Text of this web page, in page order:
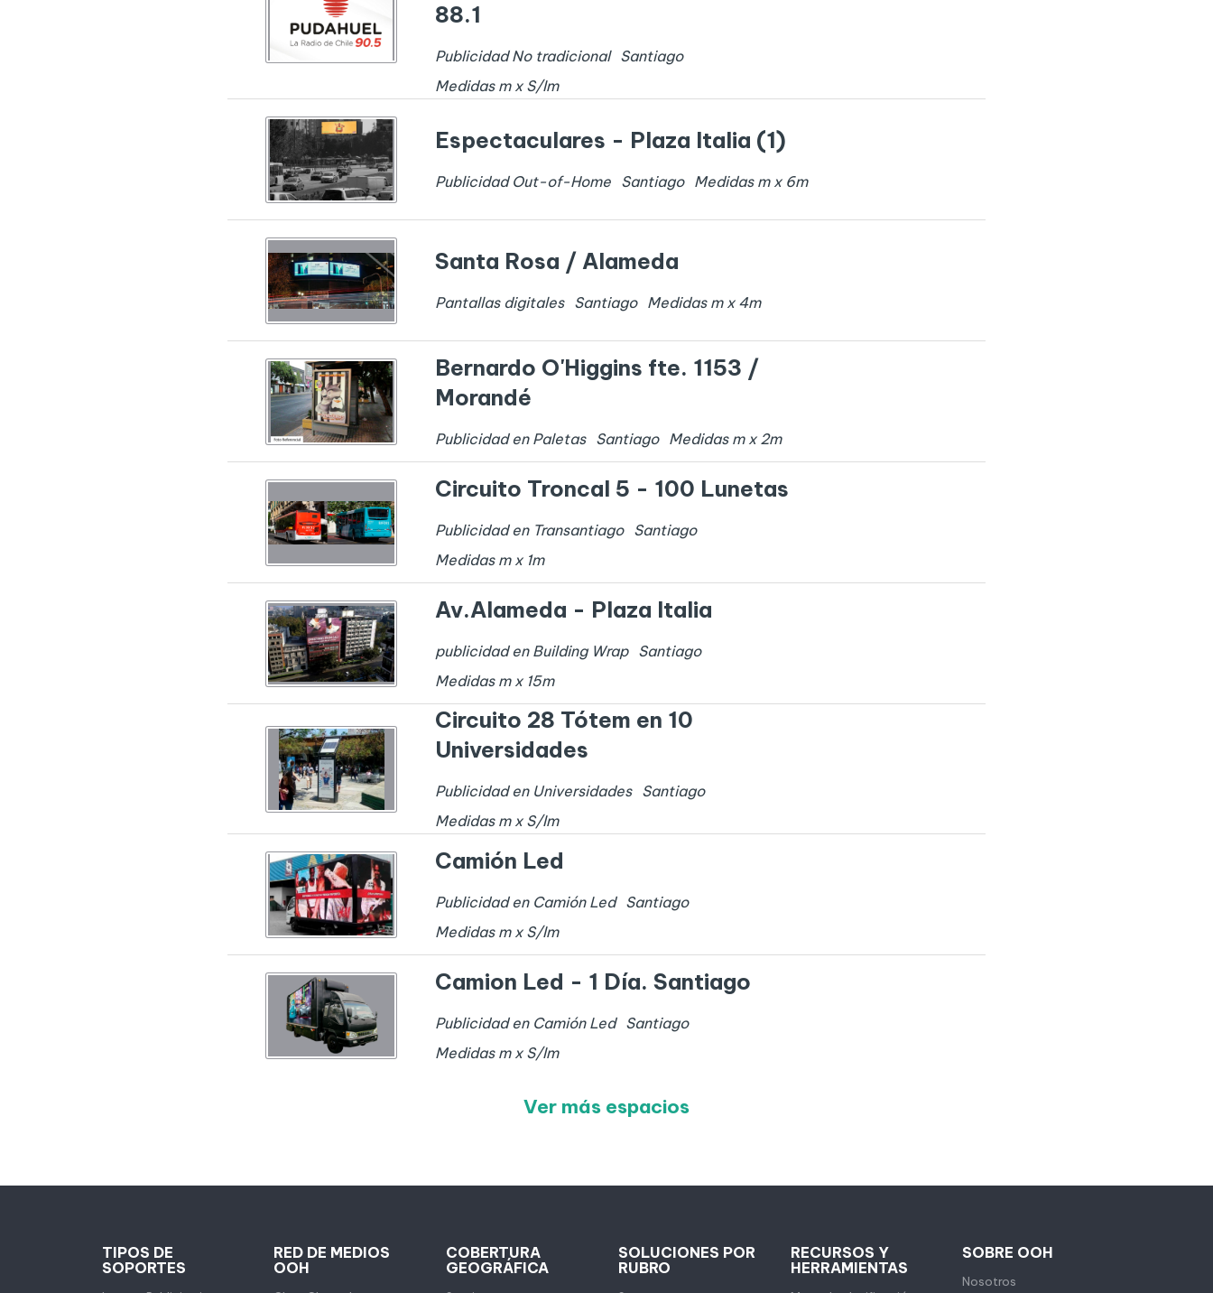
88.1
Publicidad No tradicional Santiago
Medidas m x S/Im
Espectaculares - Plaza Italia (1)
Publicidad Out-of-Home Santiago Medidas m x 6m
Santa Rosa / Alameda
Pantallas digitales Santiago Medidas m x 4m
Bernardo O'Higgins fte. 1153 /
Morandé
Publicidad en Paletas Santiago Medidas m x 2m
Circuito Troncal 5 - 100 Lunetas
Publicidad en Transantiago Santiago
Medidas m x 1m
Av.Alameda - Plaza Italia
publicidad en Building Wrap Santiago
Medidas m x 15m
Circuito 28 Tótem en 10
Universidades
Publicidad en Universidades Santiago
Medidas m x S/Im
Camión Led
Publicidad en Camión Led Santiago
Medidas m x S/Im
Camion Led - 1 Día. Santiago
Publicidad en Camión Led Santiago
Medidas m x S/Im
Ver más espacios
TIPOS DE
SOPORTES
RED DE MEDIOS
OOH
COBERTURA
GEOGRÁFICA
SOLUCIONES POR
RUBRO
RECURSOS Y
HERRAMIENTAS
SOBRE OOH
Nosotros